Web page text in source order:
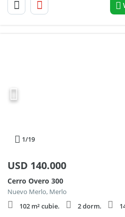
1/19
USD 140.000
Cerro Overo 300
Nuevo Merlo, Merlo
102 m² cubie.
2 dorm.